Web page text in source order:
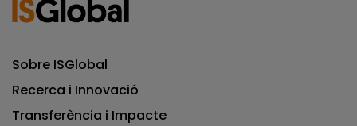
Sobre ISGlobal
Recerca i Innovació
Transferència i Impacte